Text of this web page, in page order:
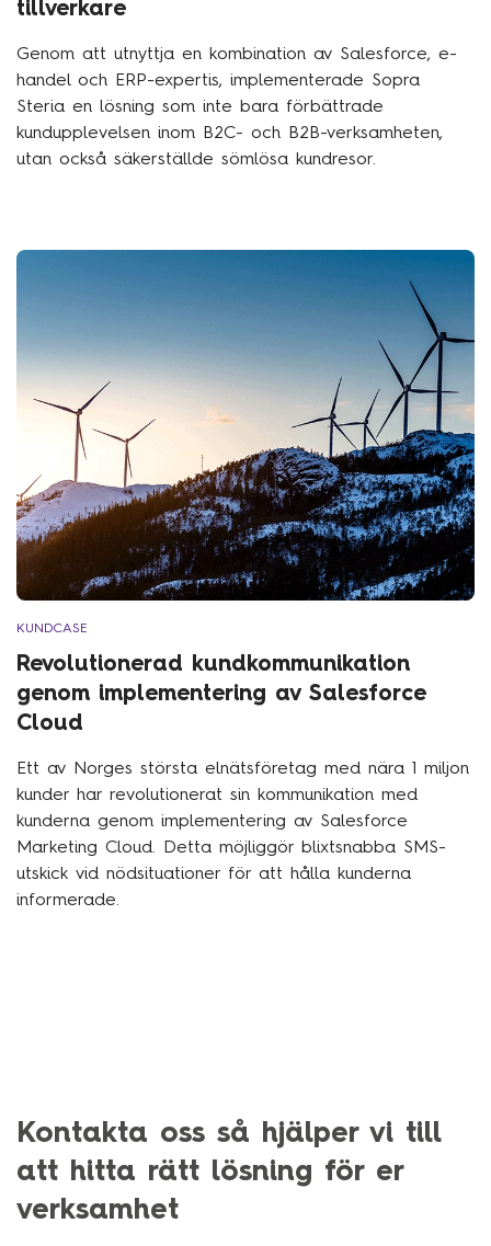
tillverkare
Genom att utnyttja en kombination av Salesforce, e-
handel och ERP-expertis, implementerade Sopra
Steria en lösning som inte bara förbättrade
kundupplevelsen inom B2C- och B2B-verksamheten,
utan också säkerställde sömlösa kundresor.
KUNDCASE
Revolutionerad kundkommunikation
genom implementering av Salesforce
Cloud
Ett av Norges största elnätsföretag med nära 1 miljon
kunder har revolutionerat sin kommunikation med
kunderna genom implementering av Salesforce
Marketing Cloud. Detta möjliggör blixtsnabba SMS-
utskick vid nödsituationer för att hålla kunderna
informerade.
Kontakta oss så hjälper vi till
att hitta rätt lösning för er
verksamhet